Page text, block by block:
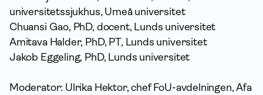
universitetssjukhus, Umeå universitet
Chuansi Gao, PhD, docent, Lunds universitet
Amitava Halder, PhD, PT, Lunds universitet
Jakob Eggeling, PhD, Lunds universitet
Moderator: Ulrika Hektor, chef FoU-avdelningen, Afa